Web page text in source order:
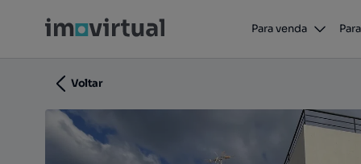
Para venda
Apartamento, de tipologia T-2
Vila Nova de Cacela, Vila Real de Santo António,
Voltar